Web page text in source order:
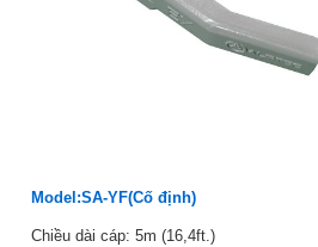
Model:SA-YF(Cố định)
Chiều dài cáp: 5m (16,4ft.)